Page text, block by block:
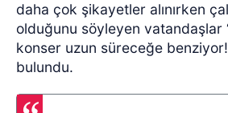
daha çok şikayetler alınırken
olduğunu söyleyen vatandaşlar
konser uzun süreceğe
bulundu.